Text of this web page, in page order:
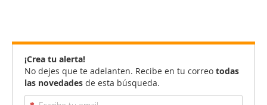
¡Crea tu alerta!
No dejes que te adelanten. Recibe en tu correo todas
las novedades de esta búsqueda.